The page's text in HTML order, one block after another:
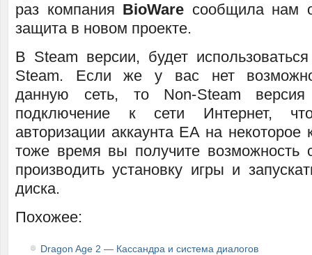
раз компания BioWare сообщила нам
защита в новом проекте.
В Steam версии, будет
Steam. Если же у вас нет
данную сеть, то Non-Steam версия
подключение к сети Интернет,
авторизации аккаунта EA на некоторое
тоже время вы получите возможность
производить установку игры и
диска.
Похожее:
Dragon Age 2 — Кассандра и система диалогов